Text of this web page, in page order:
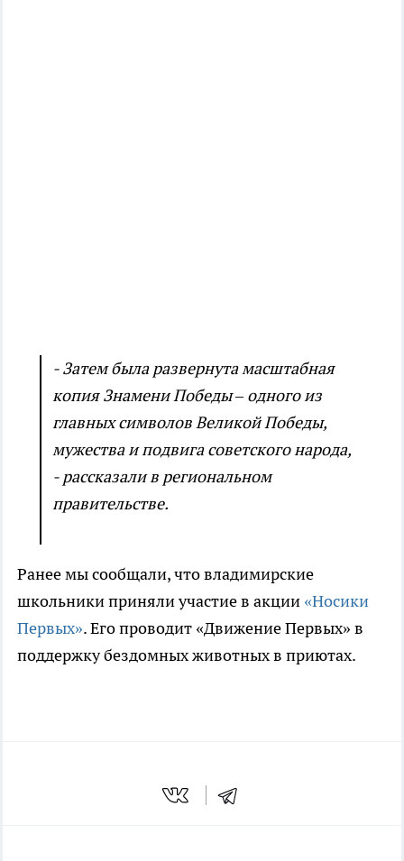
- Затем была развернута масштабная
копия Знамени Победы – одного из
главных символов Великой Победы,
мужества и подвига советского народа,
- рассказали в региональном
правительстве.
Ранее мы сообщали, что владимирские
школьники приняли участие в акции «Носики
Первых». Его проводит «Движение Первых» в
поддержку бездомных животных в приютах.